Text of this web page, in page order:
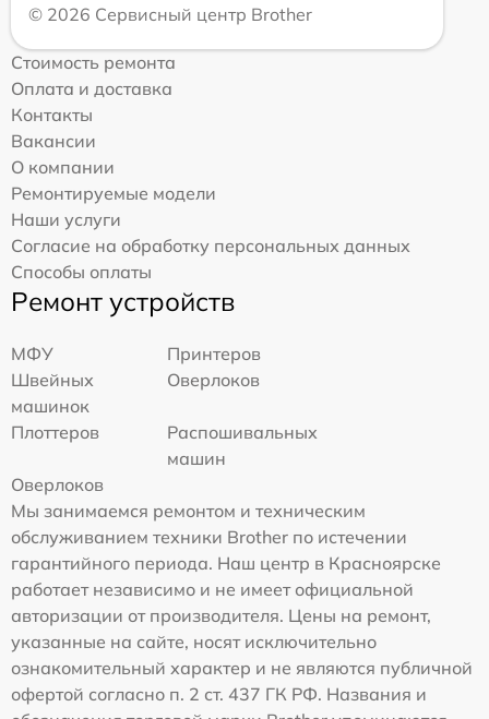
© 2026 Сервисный центр Brother
Стоимость ремонта
Оплата и доставка
Контакты
Вакансии
О компании
Ремонтируемые модели
Наши услуги
Согласие на обработку персональных данных
Способы оплаты
Ремонт устройств
МФУ
Принтеров
Швейных
машинок
Оверлоков
Плоттеров
Распошивальных
машин
Оверлоков
Мы занимаемся ремонтом и техническим
обслуживанием техники Brother по истечении
гарантийного периода. Наш центр в Красноярске
работает независимо и не имеет официальной
авторизации от производителя. Цены на ремонт,
указанные на сайте, носят исключительно
ознакомительный характер и не являются публичной
офертой согласно п. 2 ст. 437 ГК РФ. Названия и